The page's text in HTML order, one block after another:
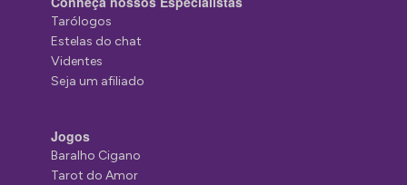
Tarólogos
Estelas do chat
Videntes
Seja um afiliado
Jogos
Baralho Cigano
Tarot do Amor